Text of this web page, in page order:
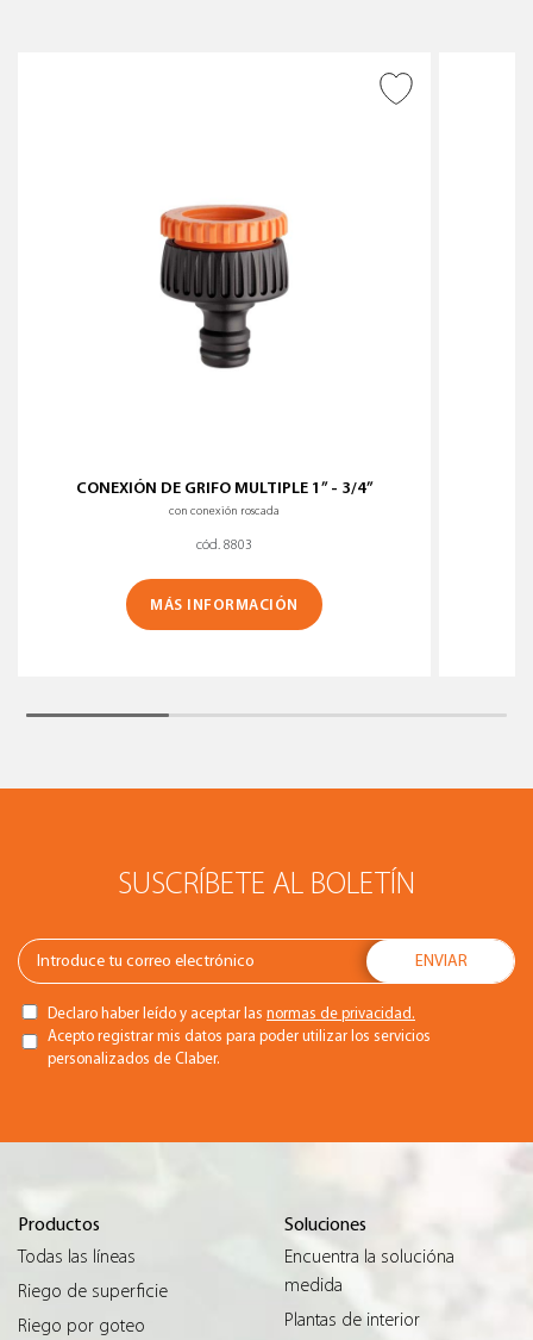
CONEXIÓN DE GRIFO MULTIPLE 1” - 3/4”
con conexión roscada
cód. 8803
MÁS INFORMACIÓN
SUSCRÍBETE AL BOLETÍN
Declaro haber leído y aceptar las normas de privacidad.
Acepto registrar mis datos para poder utilizar los servicios
personalizados de Claber.
Productos
Todas las líneas
Riego de superficie
Riego por goteo
Soluciones
Encuentra la solucióna
medida
Plantas de interior